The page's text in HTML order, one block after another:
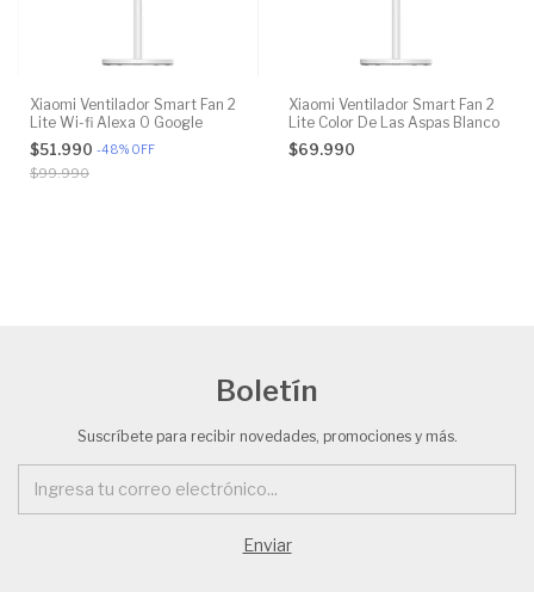
Xiaomi Ventilador Smart Fan 2
Lite Wi-fi Alexa O Google
$51.990 -48% OFF
$99.990
Xiaomi Ventilador Smart Fan 2
Lite Color De Las Aspas Blanco
$69.990
Boletín
Suscríbete para recibir novedades, promociones y más.